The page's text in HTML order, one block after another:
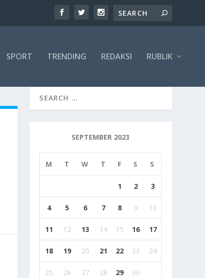
SPORT TRENDING REDAKSI RUBLIK
SEPTEMBER 2023
M T W T F S S
1 2 3
4 5 6 7 8 9 10
11 12 13 14 15 16 17
18 19 20 21 22 23 24
25 26 27 28 29
30